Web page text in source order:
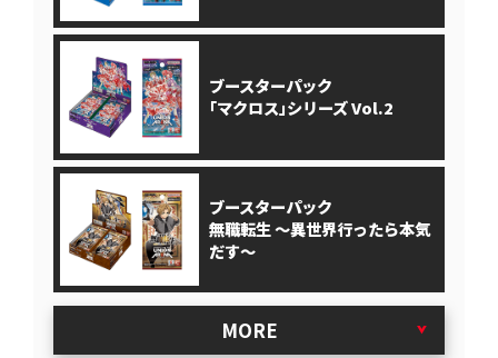
ブースターパック
｢マクロス｣シリーズ Vol.2
ブースターパック
無職転生 ～異世界行ったら本気
だす～
MORE